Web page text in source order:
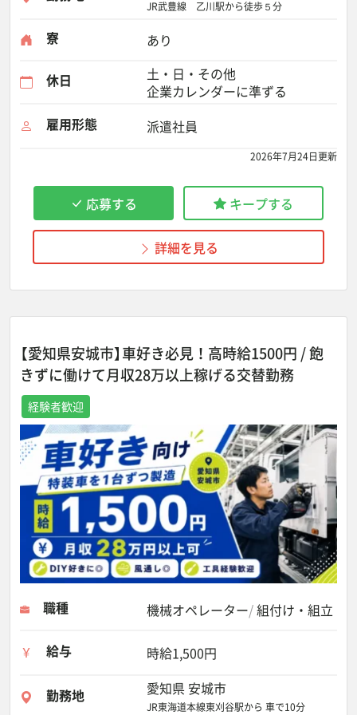
JR武豊線 乙川駅から徒歩５分
寮 あり
休日
土・日・その他
企業カレンダーに準ずる
雇用形態
派遣社員
2026年7月24日更新
応募する キープする
詳細を見る
【愛知県安城市】車好き必見！高時給1500円 / 飽
きずに働けて月収28万以上稼げる交替勤務
経験者歓迎
職種 機械オペレーター 組付け・組立
給与 時給1,500円
勤務地 愛知県 安城市
JR東海道本線東刈谷駅から 車で10分